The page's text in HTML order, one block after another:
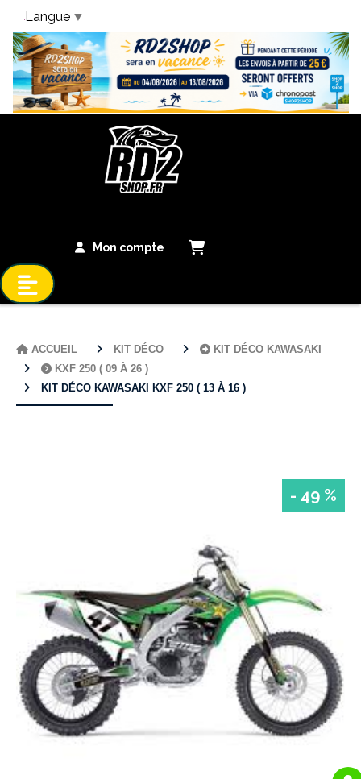
Bandeau Vacances
Mon compte
ACCUEIL KIT DÉCO
KIT DÉCO KAWASAKI
KXF 250 ( 09 À 26 )
KIT DÉCO KAWASAKI KXF 250 ( 13 À 16 )
- 49 %
Langue ▼